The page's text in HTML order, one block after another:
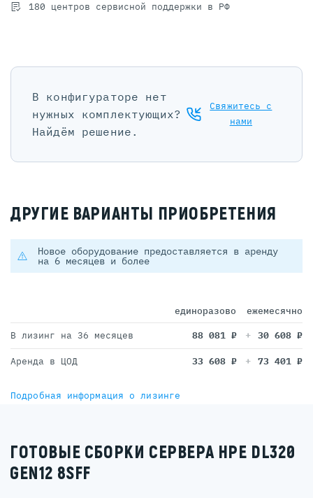
180 центров сервисной поддержки в РФ
В конфигураторе нет
нужных комплектующих?
Найдём решение.
Свяжитесь с
нами
ДРУГИЕ ВАРИАНТЫ ПРИОБРЕТЕНИЯ
Новое оборудование предоставляется в аренду
на 6 месяцев и более
единоразово ежемесячно
В лизинг на 36 месяцев 88 081 ₽ 30 608 ₽
Аренда в ЦОД 33 608 ₽ 73 401 ₽
Подробная информация о лизинге
ГОТОВЫЕ СБОРКИ СЕРВЕРА HPE DL320
GEN12 8SFF